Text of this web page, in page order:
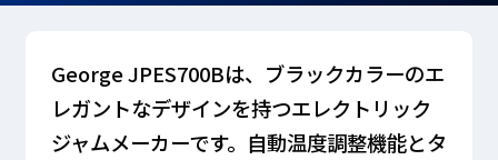
George JPES700Bは、ブラックカラーのエ
レガントなデザインを持つエレクトリック
ジャムメーカーです。自動温度調整機能とタ